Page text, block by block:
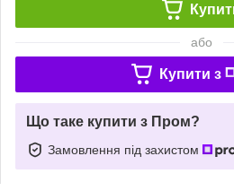
або
Купити з
Що таке купити з Пром?
Замовлення під захистом